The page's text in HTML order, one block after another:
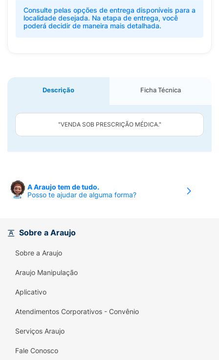
Consulte pelas opções de entrega disponíveis para a
localidade desejada. Na etapa de entrega, você
poderá decidir de maneira mais detalhada.
Descrição Ficha Técnica
"VENDA SOB PRESCRIÇÃO MÉDICA."
A Araujo tem de tudo.
Posso te ajudar de alguma forma?
Sobre a Araujo
Sobre a Araujo
Araujo Manipulação
Aplicativo
Atendimentos Corporativos - Convênio
Serviços Araujo
Fale Conosco